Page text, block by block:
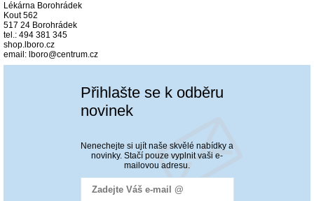
Lékárna Borohrádek
Kout 562
517 24 Borohrádek
tel.: 494 381 345
shop.lboro.cz
email: lboro@centrum.cz
Přihlašte se k odběru
novinek
Nenechejte si ujít naše skvělé nabídky a
novinky. Stačí pouze vyplnit vaši e-
mailovou adresu.